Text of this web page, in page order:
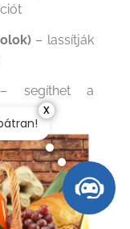
– lassítják
a
x